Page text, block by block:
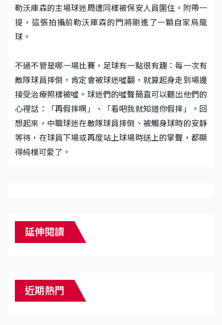
勒沃庫森的主場球迷周遭同樣被保安人員圍住。附帶一
提，這張拍攝前勒沃庫森的門將剛進了一顆自家烏龍
球。
不過不管是哪一場比賽，足球有一點很有趣：每一次有
敵隊球員摔倒，肯定會被球迷噓翻，就算起身走到場邊
接受治療照樣被噓。球迷們的噓聲簡直可以聽出他們的
心裡話：「再假摔啊」、「看吧我就知道你假摔」。回
想起來，中職球迷在敵隊球員摔倒、被觸身球時的安靜
等待，在球員下場或再度站上球場時送上的掌聲，都顯
得純樸可愛了。
延伸閱讀
近期熱門